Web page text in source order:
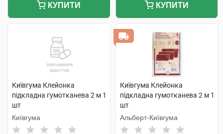
КУПИТИ КУПИТИ
Київгума Клейонка
підкладна гумотканева 2 м 1
шт
Київгума
Київгума Клейонка
підкладна гумотканева 2 м 1
шт
Альберт-Київгума